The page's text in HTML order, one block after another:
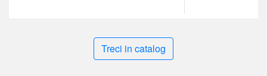
Treci in catalog